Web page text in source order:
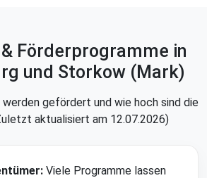
Förderprogramme in
und Storkow (Mark)
gefördert und wie hoch sind die
aktualisiert am 12.07.2026)
Viele Programme lassen